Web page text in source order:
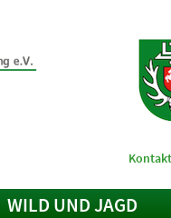
WILD UND JAGD